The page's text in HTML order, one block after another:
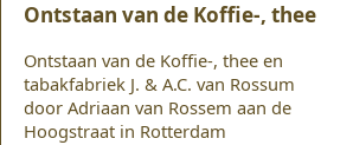
Ontstaan van de Koffie-, thee
Ontstaan van de Koffie-, thee en
tabakfabriek J. & A.C. van Rossum
door Adriaan van Rossem aan de
Hoogstraat in Rotterdam